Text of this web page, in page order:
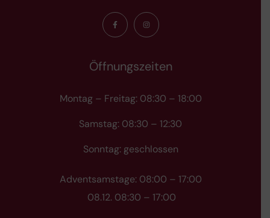
Öffnungszeiten
Montag – Freitag: 08:30 – 18:00
Samstag: 08:30 – 12:30
Sonntag: geschlossen
Adventsamstage: 08:00 – 17:00
08.12. 08:30 – 17:00